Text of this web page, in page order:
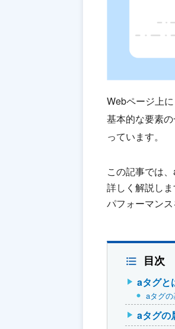
Webページ上
基本的な要素
っています。
この記事では
詳しく解説し
パフォーマン
目次
aタグと
aタグ
aタグの